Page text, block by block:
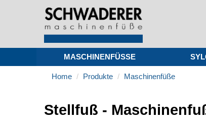
MASCHINENFÜSSE
Home Produkte Maschinenfüße
Stellfuß -